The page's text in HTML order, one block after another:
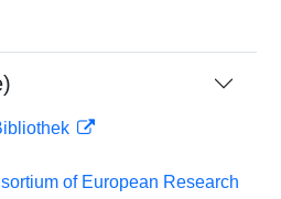
of European Research